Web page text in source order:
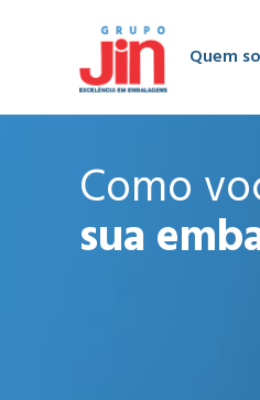
Quem
Como
sua